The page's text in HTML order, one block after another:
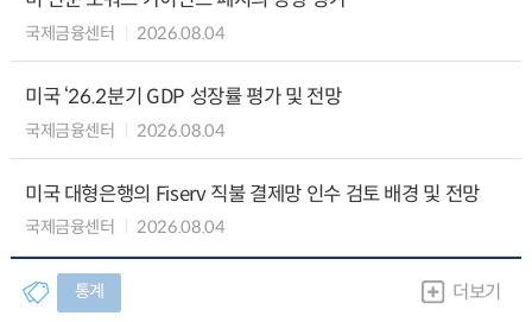
국제금융센터 2026.08.04
미국 ‘26.2분기 GDP 성장률 평가 및 전망
국제금융센터 2026.08.04
미국 대형은행의 Fiserv 직불 결제망 인수 검토 배경 및 전망
국제금융센터 2026.08.04
통계 더보기